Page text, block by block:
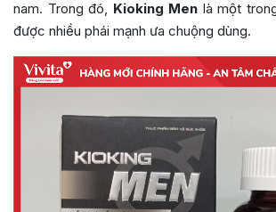
nam. Trong đó, Kioking Men là một
được nhiều phái mạnh ưa chuộng dùng.